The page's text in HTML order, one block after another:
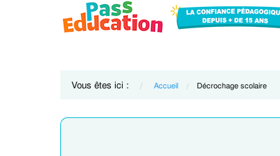
Vous êtes ici : Accueil Current:
Décrochage scolaire